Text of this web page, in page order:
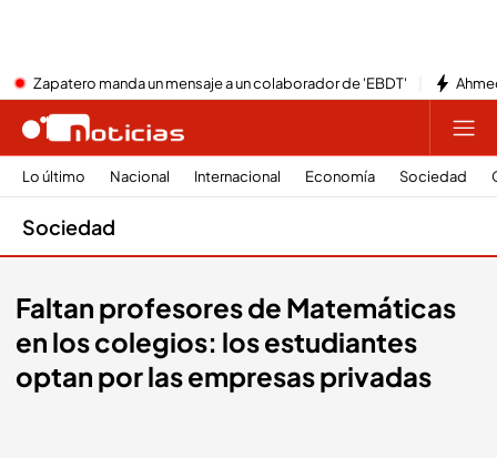
Zapatero manda un mensaje a un colaborador de 'EBDT'
Lo último Nacional Internacional Economía Sociedad
Sociedad
Faltan profesores de Matemáticas
en los colegios: los estudiantes
optan por las empresas privadas